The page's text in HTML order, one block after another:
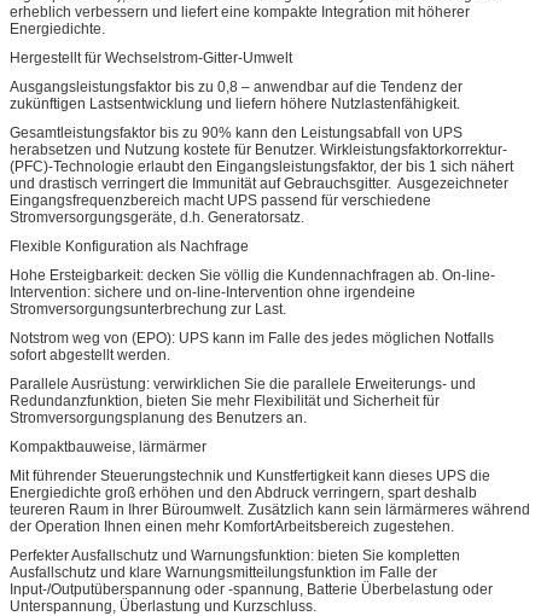
erheblich verbessern und liefert eine kompakte Integration mit höherer
Energiedichte.
Hergestellt für Wechselstrom-Gitter-Umwelt
Ausgangsleistungsfaktor bis zu 0,8 – anwendbar auf die Tendenz der
zukünftigen Lastsentwicklung und liefern höhere Nutzlastenfähigkeit.
Gesamtleistungsfaktor bis zu 90% kann den Leistungsabfall von UPS
herabsetzen und Nutzung kostete für Benutzer. Wirkleistungsfaktorkorrektur-
(PFC)-Technologie erlaubt den Eingangsleistungsfaktor, der bis 1 sich nähert
und drastisch verringert die Immunität auf Gebrauchsgitter. Ausgezeichneter
Eingangsfrequenzbereich macht UPS passend für verschiedene
Stromversorgungsgeräte, d.h. Generatorsatz.
Flexible Konfiguration als Nachfrage
Hohe Ersteigbarkeit: decken Sie völlig die Kundennachfragen ab. On-line-
Intervention: sichere und on-line-Intervention ohne irgendeine
Stromversorgungsunterbrechung zur Last.
Notstrom weg von (EPO): UPS kann im Falle des jedes möglichen Notfalls
sofort abgestellt werden.
Parallele Ausrüstung: verwirklichen Sie die parallele Erweiterungs- und
Redundanzfunktion, bieten Sie mehr Flexibilität und Sicherheit für
Stromversorgungsplanung des Benutzers an.
Kompaktbauweise, lärmärmer
Mit führender Steuerungstechnik und Kunstfertigkeit kann dieses UPS die
Energiedichte groß erhöhen und den Abdruck verringern, spart deshalb
teureren Raum in Ihrer Büroumwelt. Zusätzlich kann sein lärmärmeres während
der Operation Ihnen einen mehr KomfortArbeitsbereich zugestehen.
Perfekter Ausfallschutz und Warnungsfunktion: bieten Sie kompletten
Ausfallschutz und klare Warnungsmitteilungsfunktion im Falle der
Input-/Outputüberspannung oder -spannung, Batterie Überbelastung oder
Unterspannung, Überlastung und Kurzschluss.